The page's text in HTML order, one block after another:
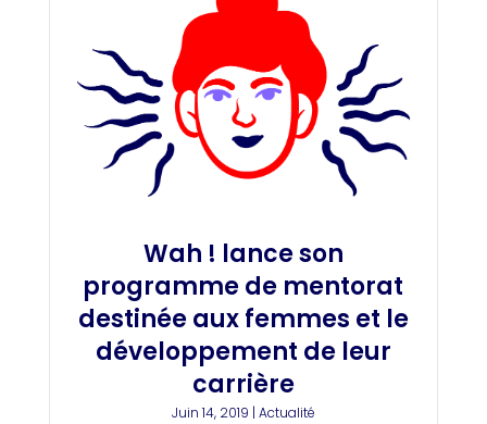
Wah ! lance son
programme de mentorat
destinée aux femmes et le
développement de leur
carrière
Juin 14, 2019 | Actualité